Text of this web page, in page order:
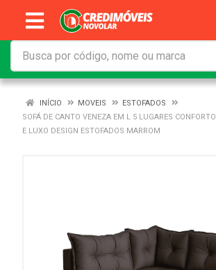
INÍCIO MOVEIS
ESTOFADOS
SOFÁ DE CANTO VENEZA EM L 5 LUGARES CONFORTO
E LUXO DESIGN ESTOFADOS MARROM